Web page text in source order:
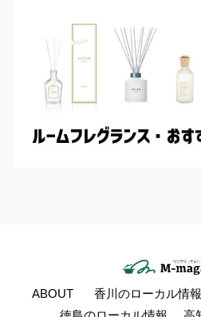
ABOUT 香川のローカル情報